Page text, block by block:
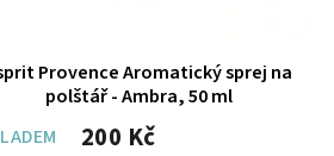
Provence Aromatický sprej na
polštář - Ambra, 50 ml
200 Kč